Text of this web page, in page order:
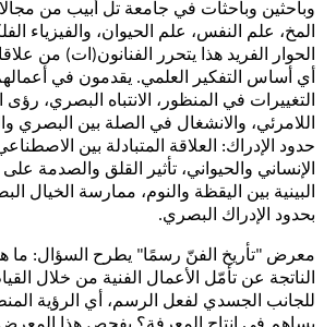
وباحثين وباحثات في جامعة تل أبيب من
المخ، علم النفس، علم الحيوان، والفيزياء
الحوار الفريد هذا يتحرر الفنانون(ات) من
أي أساس التفكير العلمي. يقدمون في
التغييرات في المنظور، الانتباه البصري،
اللامرئي، والانشغال في الصلة بين البصري
حدود الإدراك: العلاقة المتبادلة بين
الإنساني والحيواني، تأثير القلق والصدمة على
البينية بين اليقظة والنوم، ممارسة الخيال
بحدود الإدراك البصري.
معرض "تأريخ الفنّ رسمًا" يطرح السؤال: ما
الناتجة عن تأمّل الأعمال الفنية من خلال
للجانب الجسدي لفعل الرسم، أي الرؤية